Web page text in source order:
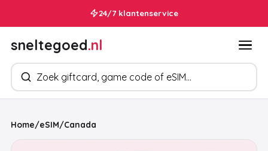
24/7 klantenservice
sneltegoed.nl
Zoek producten
Home/eSIM/Canada